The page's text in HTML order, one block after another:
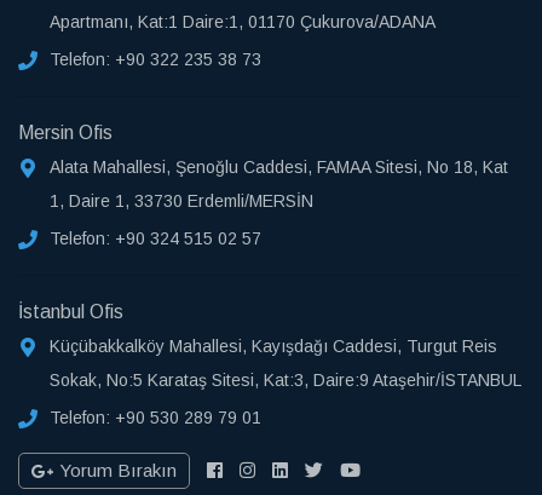
Apartmanı, Kat:1 Daire:1, 01170 Çukurova/ADANA
Telefon: +90 322 235 38 73
Mersin Ofis
Alata Mahallesi, Şenoğlu Caddesi, FAMAA Sitesi, No 18, Kat
1, Daire 1, 33730 Erdemli/MERSİN
Telefon: +90 324 515 02 57
İstanbul Ofis
Küçübakkalköy Mahallesi, Kayışdağı Caddesi, Turgut Reis
Sokak, No:5 Karataş Sitesi, Kat:3, Daire:9 Ataşehir/İSTANBUL
Telefon: +90 530 289 79 01
Yorum Bırakın